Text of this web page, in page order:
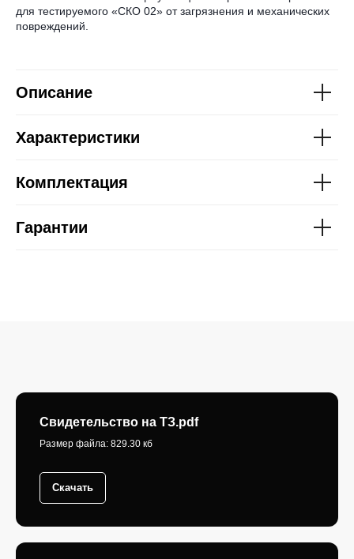
для тестируемого «СКО 02» от загрязнения и механических
повреждений.
Описание
Характеристики
Комплектация
Гарантии
Свидетельство на ТЗ.pdf
Размер файла: 829.30 кб
Скачать